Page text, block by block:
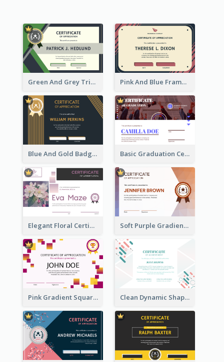
Green And Grey Triangles With Badge Certificate Pink And Blue Frame Company Certificate
Blue And Gold Badge Appreciation Certificate Basic Graduation Certificate With Campus Photo Design
Elegant Floral Certificate Design Template Idea Soft Purple Gradient Certificate
Pink Gradient Squares Certificate Clean Dynamic Shapes Achievement Certificate Design